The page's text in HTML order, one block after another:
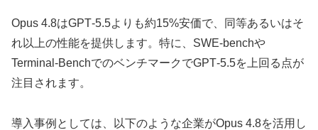
Opus 4.8はGPT‑5.5よりも約15%安価で、同等あるいはそ
れ以上の性能を提供します。特に、SWE‑benchや
Terminal‑BenchでのベンチマークでGPT‑5.5を上回る点が
注目されます。
導入事例としては、以下のような企業がOpus 4.8を活用し